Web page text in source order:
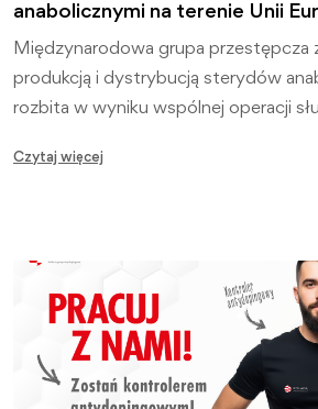
anabolicznymi na terenie Unii
Międzynarodowa grupa przestępcza
produkcją i dystrybucją sterydów
rozbita w wyniku wspólnej operacji
Czytaj więcej